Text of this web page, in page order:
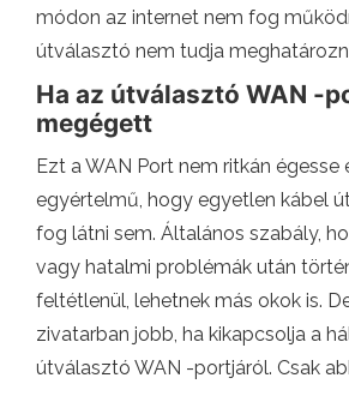
módon az internet nem fog
útválasztó nem tudja
Ha az útválasztó WAN -
megégett
Ezt a WAN Port nem ritkán égesse
egyértelmű, hogy egyetlen kábel
fog látni sem. Általános szabály,
vagy hatalmi problémák után
feltétlenül, lehetnek más okok is.
zivatarban jobb, ha kikapcsolja a
útválasztó WAN -portjáról. Csak